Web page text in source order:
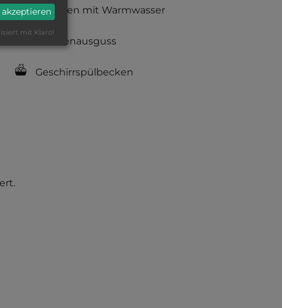
Duschen mit Warmwasser
Fäkalienausguss
Geschirrspülbecken
akzeptieren
mit Klaro!